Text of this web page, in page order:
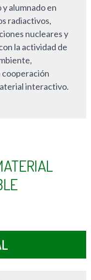
alumnado en
radiactivos,
nucleares y
la actividad de
cooperación
interactivo.